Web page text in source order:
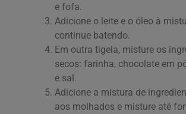
e fofa.
Adicione o leite e o óleo à
continue batendo.
Em outra tigela, misture os
secos: farinha, chocolate em
e sal.
Adicione a mistura de
aos molhados e misture até